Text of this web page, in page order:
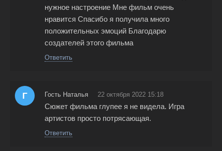
нужное настроение Мне фильм очень
нравится Спасибо я получила много
положительных эмоций Благодарю
создателей этого фильма
Ответить
Г Гость Наталья 22 октября 2022 15:18
Сюжет фильма глупее я не видела. Игра
артистов просто потрясающая.
Ответить